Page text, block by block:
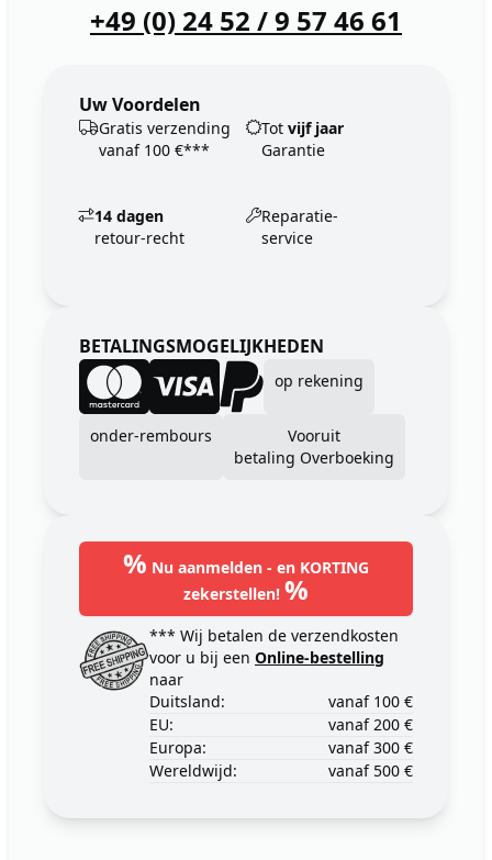
+49 (0) 24 52 / 9 57 46 61
Uw Voordelen
Gratis verzending
vanaf 100 €***
Tot vijf jaar
Garantie
14 dagen
retour-recht
Reparatie-
service
BETALINGSMOGELIJKHEDEN
op rekening
onder-rembours
Vooruit
betaling Overboeking
% Nu aanmelden - en KORTING
zekerstellen! %
*** Wij betalen de verzendkosten
voor u bij een Online-bestelling
naar
Duitsland:
vanaf 100 €
EU:
vanaf 200 €
Europa:
vanaf 300 €
Wereldwijd:
vanaf 500 €